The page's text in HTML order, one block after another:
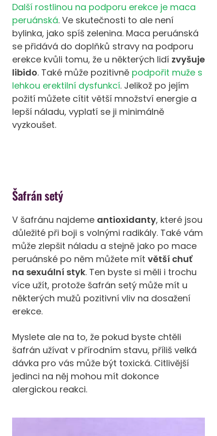
Další rostlinou na podporu erekce je maca
peruánská. Ve skutečnosti to ale není
bylinka, jako spíš zelenina. Maca peruánská
se přidává do doplňků stravy na podporu
erekce kvůli tomu, že u některých lidí zvyšuje
libido. Také může pozitivně podpořit muže s
lehkou erektilní dysfunkcí. Jelikož po jejím
požití můžete cítit větší množství energie a
lepší náladu, vyplatí se ji minimálně
vyzkoušet.
Šafrán setý
V šafránu najdeme antioxidanty, které jsou
důležité při boji s volnými radikály. Také vám
může zlepšit náladu a stejně jako po mace
peruánské po něm můžete mít větší chuť
na sexuální styk. Ten byste si měli i trochu
více užít, protože šafrán setý může mít u
některých mužů pozitivní vliv na dosažení
erekce.
Myslete ale na to, že pokud byste chtěli
šafrán užívat v přírodním stavu, příliš velká
dávka pro vás může být toxická. Citlivější
jedinci na něj mohou mít dokonce
alergickou reakci.